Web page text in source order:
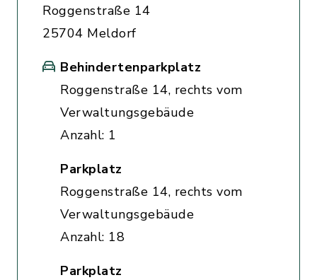
Roggenstraße 14
25704 Meldorf
Behindertenparkplatz
Roggenstraße 14, rechts vom
Verwaltungsgebäude
Anzahl: 1
Parkplatz
Roggenstraße 14, rechts vom
Verwaltungsgebäude
Anzahl: 18
Parkplatz